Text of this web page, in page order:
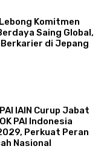
Komitmen
Saing Global,
Berkarier di Jepang
IAIN Curup Jabat
PAI Indonesia
Perkuat Peran
Nasional